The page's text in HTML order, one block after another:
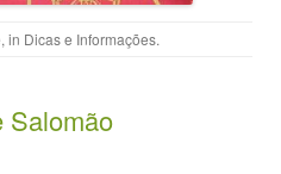
, in Dicas e Informações.
Salomão